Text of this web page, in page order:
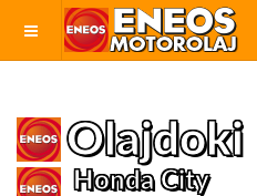
Olajdoki
Honda City